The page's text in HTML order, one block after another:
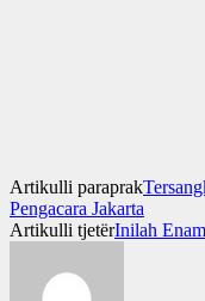
Artikulli paraprak
Pengacara Jakarta
Artikulli tjetërInilah